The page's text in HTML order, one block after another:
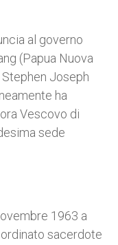
al governo
(Papua Nuova
Stephen Joseph
ha
Vescovo di
sede
1963 a
sacerdote